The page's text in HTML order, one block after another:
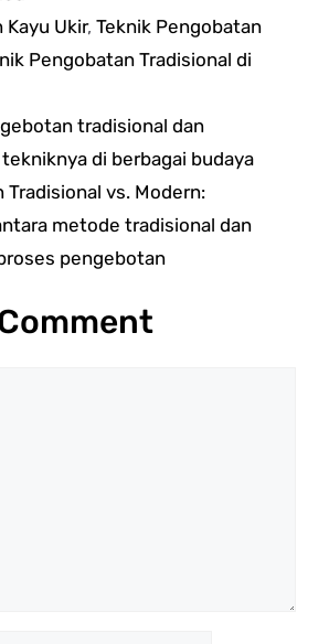
Kayu Ukir,Teknik Pengobatan
Pengobatan Tradisional di
tradisional dan
di berbagai budaya
Tradisional vs. Modern:
metode tradisional dan
pengebotan